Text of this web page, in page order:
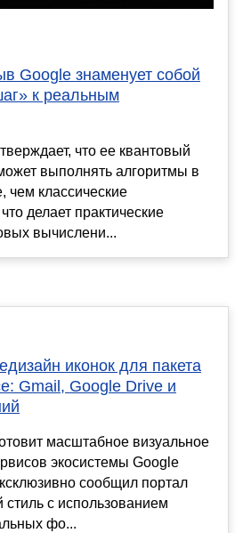
Google знаменует собой
к реальным
что ее квантовый
выполнять алгоритмы в
чем классические
делает практические
вычислени...
иконок для пакета
Gmail, Google Drive и
масштабное визуальное
экосистемы Google
сообщил портал
с использованием
фо...